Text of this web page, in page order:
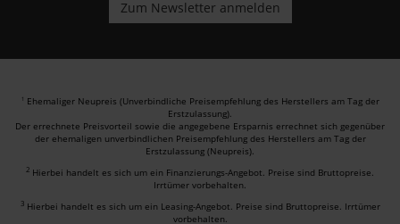
1 Ehemaliger Neupreis (Unverbindliche Preisempfehlung des Herstellers am Tag der
Erstzulassung).
Der errechnete Preisvorteil sowie die angegebene Ersparnis errechnet sich gegenüber
der ehemaligen unverbindlichen Preisempfehlung des Herstellers am Tag der
Erstzulassung (Neupreis).
2 Hierbei handelt es sich um ein Finanzierungs-Angebot. Preise sind Bruttopreise.
Irrtümer vorbehalten.
3 Hierbei handelt es sich um ein Leasing-Angebot. Preise sind Bruttopreise. Irrtümer
vorbehalten.